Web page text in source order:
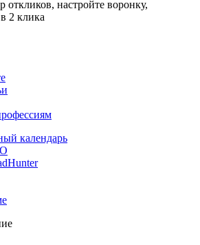
откликов, настройте воронку,
2 клика
календарь